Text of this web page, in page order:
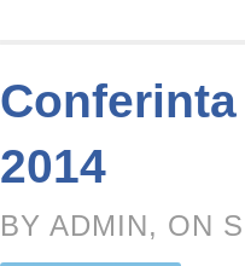
2014
BY ADMIN, ON